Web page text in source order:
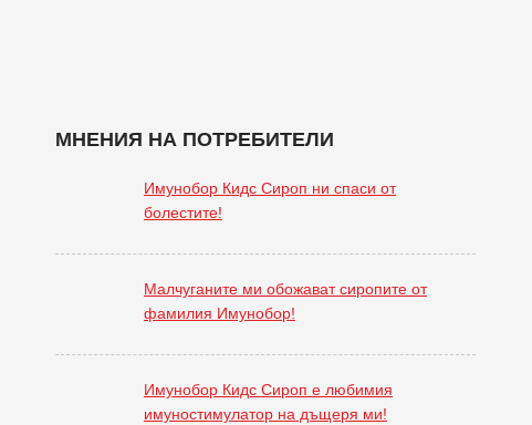
МНЕНИЯ НА ПОТРЕБИТЕЛИ
Имунобор Кидс Сироп ни спаси от
болестите!
Малчуганите ми обожават сиропите от
фамилия Имунобор!
Имунобор Кидс Сироп е любимия
имуностимулатор на дъщеря ми!